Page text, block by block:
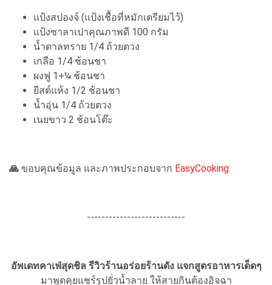
แป้งสปองจ์ (แป้งเชื้อที่หมักเตรียมไว้)
แป้งซาลาเปาคุณภาพดี 100 กรัม
น้ำตาลทราย 1/4 ถ้วยตวง
เกลือ 1/4 ช้อนชา
ผงฟู 1+¼ ช้อนชา
ยีสต์แห้ง 1/2 ช้อนชา
น้ำอุ่น 1/4 ถ้วยตวง
เนยขาว 2 ช้อนโต๊ะ
🙏 ขอบคุณข้อมูล และภาพประกอบจาก EasyCooking
---------------------------
อัพเดทคาเฟ่สุดชิล รีวิวร้านอร่อยร้านดัง แจกสูตรอาหารเด็ดๆ
มาพูดคุยแชร์รูปยั่วน้ำลาย ให้สายกินต้องอิจฉา